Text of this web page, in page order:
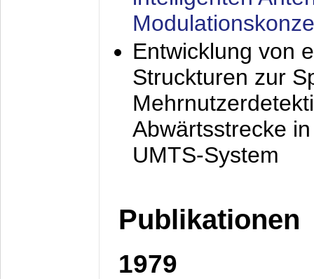
Entwicklung von
Struckturen zur
Abwärtsstrecke
UMTS-System
Publikationen
1979